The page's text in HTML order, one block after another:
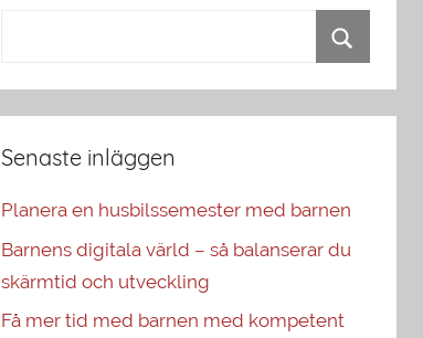
Senaste inläggen
Planera en husbilssemester med barnen
Barnens digitala värld – så balanserar du
skärmtid och utveckling
Få mer tid med barnen med kompetent